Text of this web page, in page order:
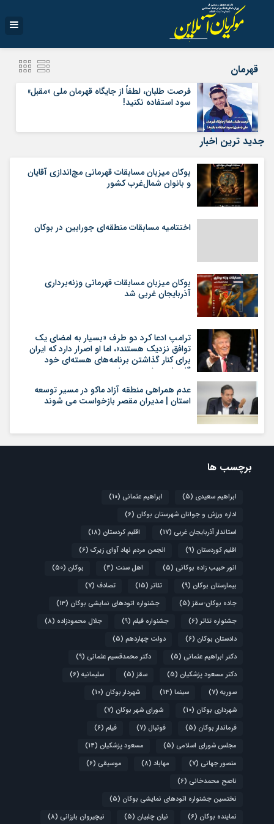
قهرمان
فرصت طلبان، لطفاً از جایگاه قهرمان ملی «مقبل»
سود استفاده نکنید!
جدید ترین اخبار
بوکان میزبان مسابقات قهرمانی مچ‌اندازی آقایان
و بانوان شمال‌غرب کشور
اختتامیه مسابقات منطقه‌ای جورابین در بوکان
بوکان میزبان مسابقات قهرمانی وزنه‌برداری
آذربایجان غربی شد
ترامپ ادعا کرد دو طرف «بسیار به امضای یک
توافق نزدیک هستند»، اما او اصرار دارد که ایران
برای کنار گذاشتن برنامه‌های هسته‌ای خود
گام‌های بیشتری بردارد
عدم همراهی منطقه آزاد ماکو در مسیر توسعه
استان | مدیران مقصر بازخواست می شوند
برچسب ها
ابراهیم سعیدی (5) ابراهیم عثمانی (10)
اداره ورزش و جوانان شهرستان بوکان (6)
استاندار آذربایجان غربی (17) اقلیم کردستان (18)
اقلیم کوردستان (9) انجمن مردم نهاد آوای زیرک (6)
انور حبیب زاده بوکانی (5) اهل سنت (4) بوکان (50)
بیمارستان بوکان (9) تئاتر (15) تصادف (7)
جاده بوکان-سقز (5) جشنواره اتودهای نمایشی بوکان (13)
جشنواره تئاتر (6) جشنواره فیلم (9) جلال محمودزاده (8)
دادستان بوکان (6) دولت چهاردهم (5)
دکتر ابراهیم عثمانی (5) دکتر محمدقسیم عثمانی (9)
دکتر مسعود پزشکیان (5) سقز (5) سلیمانیه (6)
سوریه (7) سینما (14) شهردار بوکان (10)
شهرداری بوکان (10) شورای شهر بوکان (7)
فرماندار بوکان (5) فوتبال (7) فیلم (6)
مجلس شورای اسلامی (5) مسعود پزشکیان (14)
منصور جهانی (7) مهاباد (8) موسیقی (6)
ناصح محمدخانی (6)
نختسین جشنواره اتودهای نمایشی بوکان (5)
نماینده بوکان (6) نیان چلبیان (5) نیچیروان بارزانی (8)